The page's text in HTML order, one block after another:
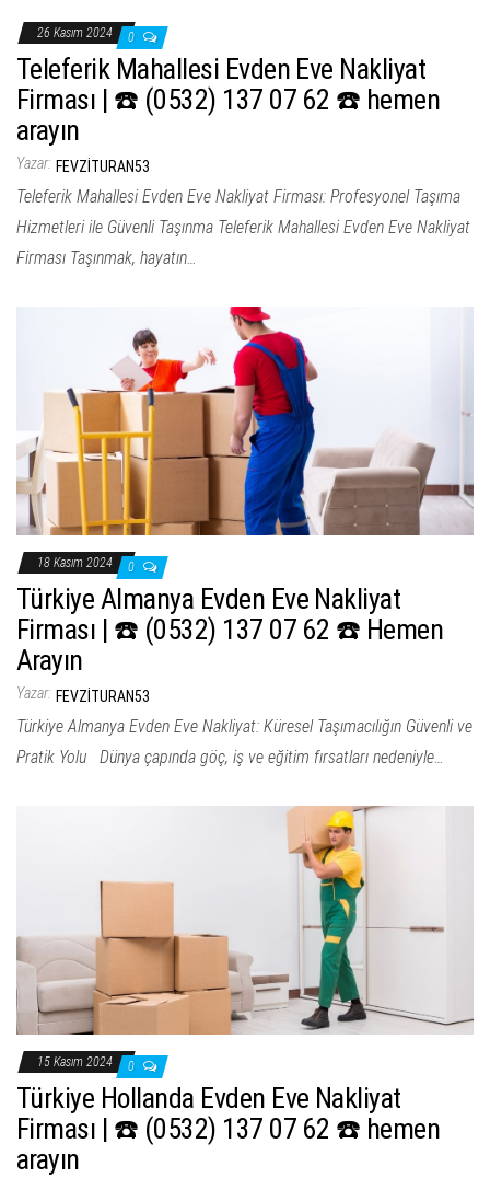
26 Kasım 2024 0
Teleferik Mahallesi Evden Eve Nakliyat
Firması | ☎️ (0532) 137 07 62 ☎️ hemen
arayın
Yazar: FEVZITURAN53
Teleferik Mahallesi Evden Eve Nakliyat Firması: Profesyonel Taşıma
Hizmetleri ile Güvenli Taşınma Teleferik Mahallesi Evden Eve Nakliyat
Firması Taşınmak, hayatın…
18 Kasım 2024 0
Türkiye Almanya Evden Eve Nakliyat
Firması | ☎️ (0532) 137 07 62 ☎️ Hemen
Arayın
Yazar: FEVZITURAN53
Türkiye Almanya Evden Eve Nakliyat: Küresel Taşımacılığın Güvenli ve
Pratik Yolu Dünya çapında göç, iş ve eğitim fırsatları nedeniyle…
15 Kasım 2024 0
Türkiye Hollanda Evden Eve Nakliyat
Firması | ☎️ (0532) 137 07 62 ☎️ hemen
arayın